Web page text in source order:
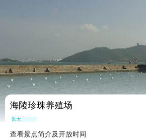
海陵珍珠养殖场
暂无点评
查看景点简介及开放时间